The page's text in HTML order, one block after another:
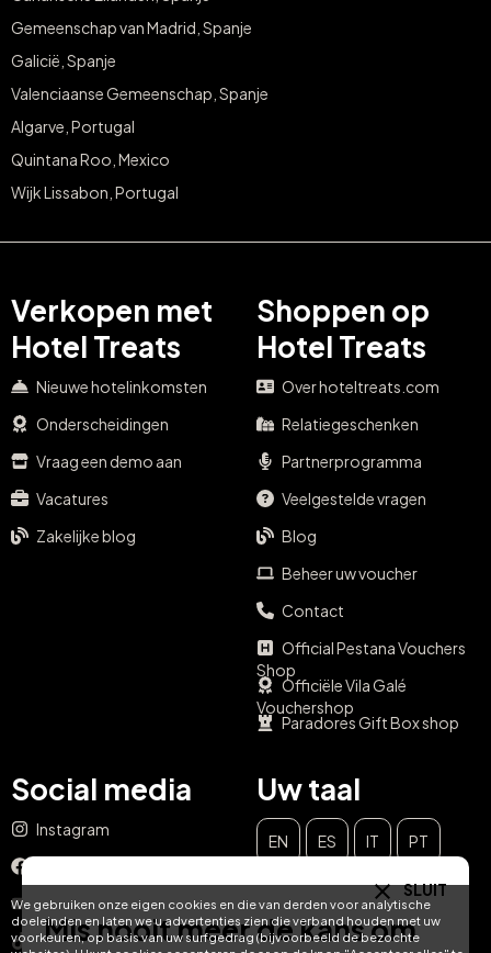
We gebruiken onze eigen cookies en die van derden voor analytische
doeleinden en laten we u advertenties zien die verband houden met uw
voorkeuren, op basis van uw surfgedrag (bijvoorbeeld de bezochte
Gemeenschap van Madrid, Spanje
Galicië, Spanje
Valenciaanse Gemeenschap, Spanje
Algarve, Portugal
Quintana Roo, Mexico
Wijk Lissabon, Portugal
Verkopen met
Hotel Treats
Nieuwe hotelinkomsten
Onderscheidingen
Vraag een demo aan
Vacatures
Zakelijke blog
Shoppen op
Hotel Treats
Over hoteltreats.com
Relatiegeschenken
Partnerprogramma
Veelgestelde vragen
Blog
Beheer uw voucher
Contact
Official Pestana Vouchers
Shop
Officiële Vila Galé
Vouchershop
Paradores Gift Box shop
Social media
Instagram
YouTube
TikTok
Uw taal
EN ES IT PT
NL SLUIT
Mis nooit meer de kans om